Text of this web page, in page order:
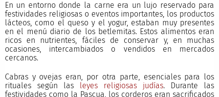
En un entorno donde la carne era un lujo reservado para
festividades religiosas o eventos importantes, los productos
lácteos, como el queso y el yogur, estaban muy presentes
en el menú diario de los betlemitas. Estos alimentos eran
ricos en nutrientes, fáciles de conservar y, en muchas
ocasiones, intercambiados o vendidos en mercados
cercanos.
Cabras y ovejas eran, por otra parte, esenciales para los
rituales según las leyes religiosas judías. Durante las
festividades como la Pascua, los corderos eran sacrificados